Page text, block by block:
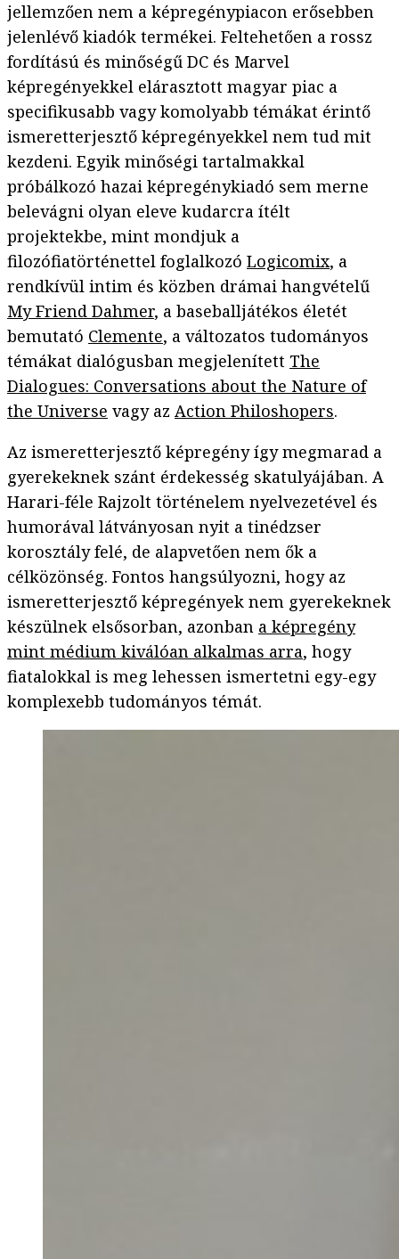
jellemzően nem a képregénypiacon erősebben
jelenlévő kiadók termékei. Feltehetően a rossz
fordítású és minőségű DC és Marvel
képregényekkel elárasztott magyar piac a
specifikusabb vagy komolyabb témákat érintő
ismeretterjesztő képregényekkel nem tud mit
kezdeni. Egyik minőségi tartalmakkal
próbálkozó hazai képregénykiadó sem merne
belevágni olyan eleve kudarcra ítélt
projektekbe, mint mondjuk a
filozófiatörténettel foglalkozó Logicomix, a
rendkívül intim és közben drámai hangvételű
My Friend Dahmer, a baseballjátékos életét
bemutató Clemente, a változatos tudományos
témákat dialógusban megjelenített The
Dialogues: Conversations about the Nature of
the Universe vagy az Action Philoshopers.
Az ismeretterjesztő képregény így megmarad a
gyerekeknek szánt érdekesség skatulyájában. A
Harari-féle Rajzolt történelem nyelvezetével és
humorával látványosan nyit a tinédzser
korosztály felé, de alapvetően nem ők a
célközönség. Fontos hangsúlyozni, hogy az
ismeretterjesztő képregények nem gyerekeknek
készülnek elsősorban, azonban a képregény
mint médium kiválóan alkalmas arra, hogy
fiatalokkal is meg lehessen ismertetni egy-egy
komplexebb tudományos témát.